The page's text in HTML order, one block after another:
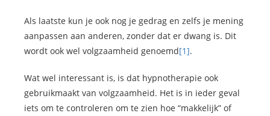
Als laatste kun je ook nog je gedrag en zelfs je mening
aanpassen aan anderen, zonder dat er dwang is. Dit
wordt ook wel volgzaamheid genoemd[1].
Wat wel interessant is, is dat hypnotherapie ook
gebruikmaakt van volgzaamheid. Het is in ieder geval
iets om te controleren om te zien hoe “makkelijk” of